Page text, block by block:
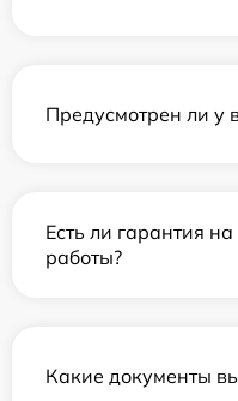
Предусмотрен ли у
Есть ли гарантия
работы?
Какие документы